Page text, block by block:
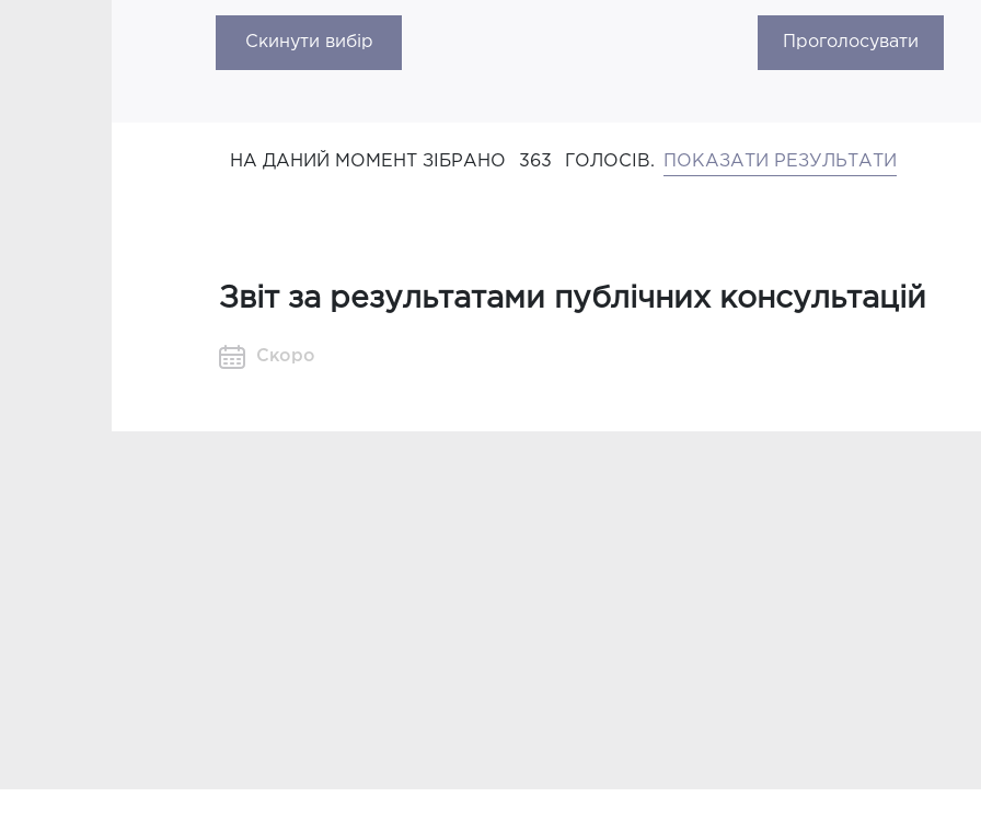
Скинути вибір Проголосувати
НА ДАНИЙ МОМЕНТ ЗІБРАНО 363 ГОЛОСІВ. ПОКАЗАТИ РЕЗУЛЬТАТИ
Звіт за результатами публічних консультацій
Скоро